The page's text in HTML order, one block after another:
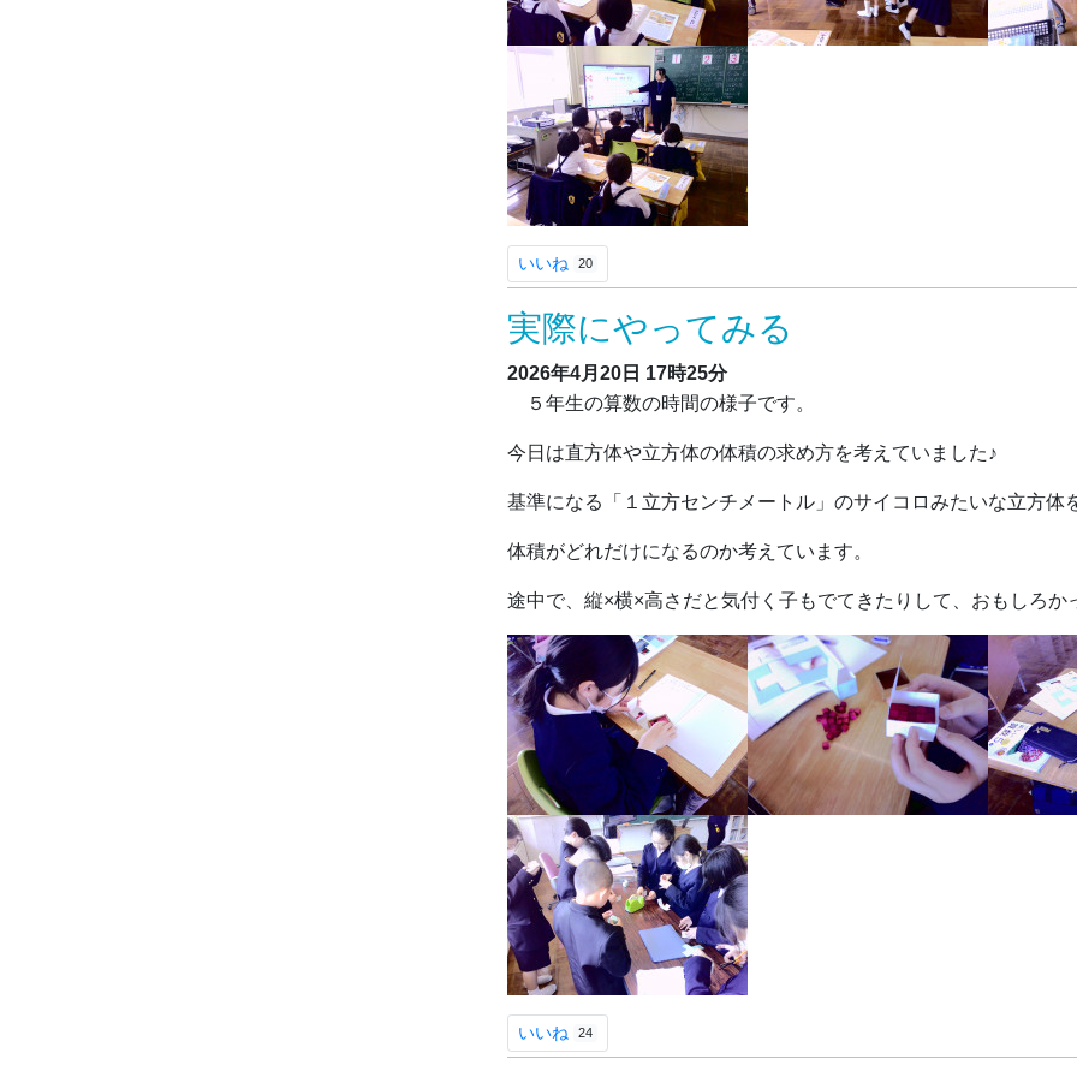
いいね 20
実際にやってみる
2026年4月20日 17時25分
５年生の算数の時間の様子です。
今日は直方体や立方体の体積の求め方を考えていました♪
基準になる「１立方センチメートル」のサイコロみたいな立方体
体積がどれだけになるのか考えています。
途中で、縦×横×高さだと気付く子もでてきたりして、おもしろ
いいね 24